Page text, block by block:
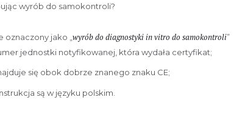
wyrób do samokontroli?
jako „ wyrób do diagnostyki in vitro do samokontroli”
jednostki notyfikowanej, która wydała certyfikat;
się obok dobrze znanego znaku CE;
są w języku polskim.